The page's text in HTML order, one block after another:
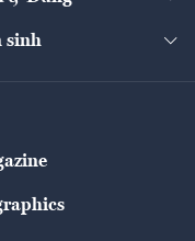
trường
sản
trí
sinh